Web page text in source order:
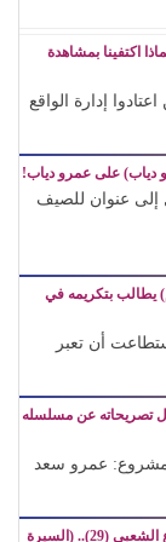
اكتفينا بمشاهدة
إدارة الواقع
دياب) على عمرو دياب!
إلى عنوان للصيف
يطالب بتكريمه في
أن تعبر
تصريحاته عن مسلسله
عمرو سعد
كمال زغلول يكتب: البنية الثقافية والإبداع الشعبي (29).. (السيرة